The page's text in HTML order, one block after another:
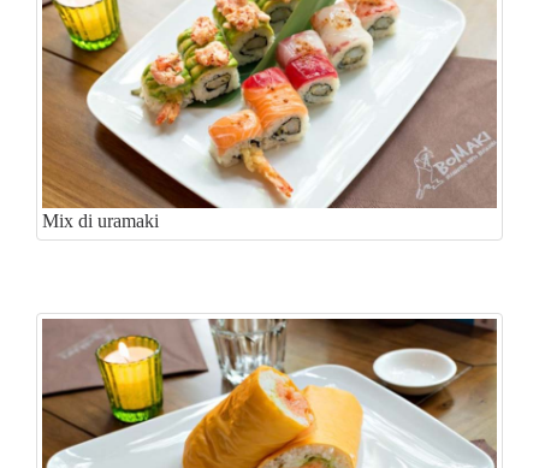
Mix di uramaki